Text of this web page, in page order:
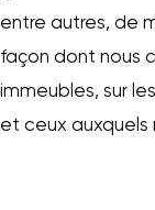
entre autres, de
façon dont nous
immeubles, sur
et ceux auxquels